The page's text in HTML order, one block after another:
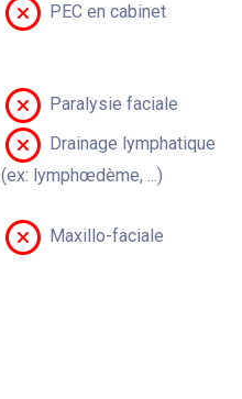
PEC en cabinet
Paralysie faciale
Drainage lymphatique
(ex: lymphœdème, ...)
Maxillo-faciale